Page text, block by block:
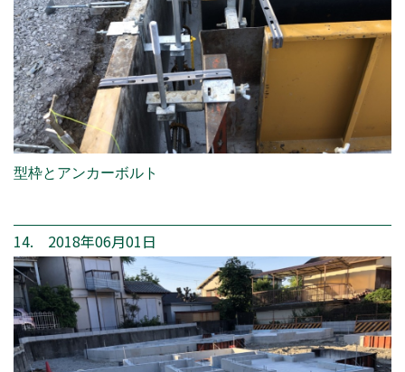
型枠とアンカーボルト
14. 2018年06月01日